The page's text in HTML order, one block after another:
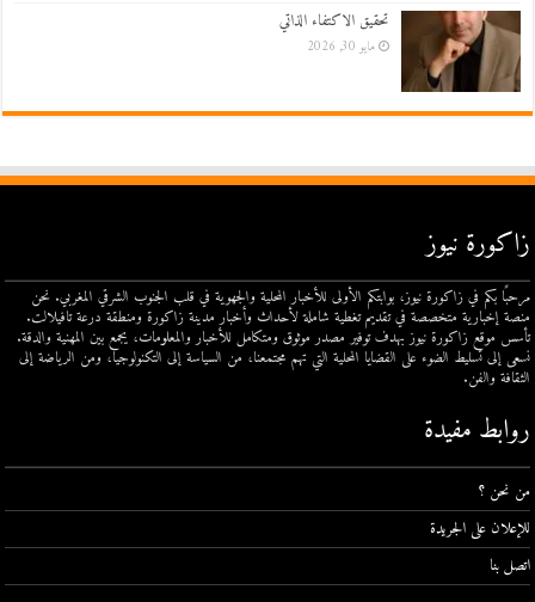
تحقيق الاكتفاء الذاتي
مايو 30, 2026
زاكورة نيوز
مرحبًا بكم في زاكورة نيوز، بوابتكم الأولى للأخبار المحلية والجهوية في قلب الجنوب الشرقي المغربي. نحن
منصة إخبارية متخصصة في تقديم تغطية شاملة لأحداث وأخبار مدينة زاكورة ومنطقة درعة تافيلالت.
تأسس موقع زاكورة نيوز بهدف توفير مصدر موثوق ومتكامل للأخبار والمعلومات، يجمع بين المهنية والدقة.
نسعى إلى تسليط الضوء على القضايا المحلية التي تهم مجتمعنا، من السياسة إلى التكنولوجيا، ومن الرياضة إلى
الثقافة والفن.
روابط مفيدة
من نحن ؟
للإعلان على الجريدة
اتصل بنا